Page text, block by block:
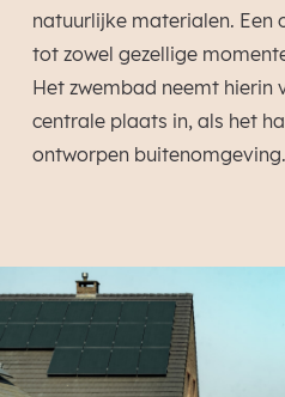
natuurlijke materialen.
tot zowel gezellige
Het zwembad neemt hierin
centrale plaats in, als het
ontworpen buitenomgeving.